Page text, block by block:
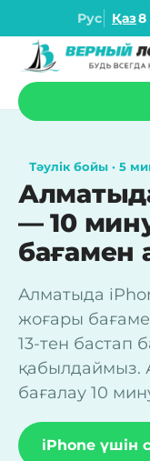
Рус Қаз8
Тәулік бойы · 5
— 10
бағамен
Алматыда
жоғары
13-тен бастап
қабылдаймыз.
бағалау 10
iPhone үшін